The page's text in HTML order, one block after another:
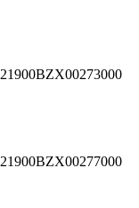
21900BZX00273000
21900BZX00277000